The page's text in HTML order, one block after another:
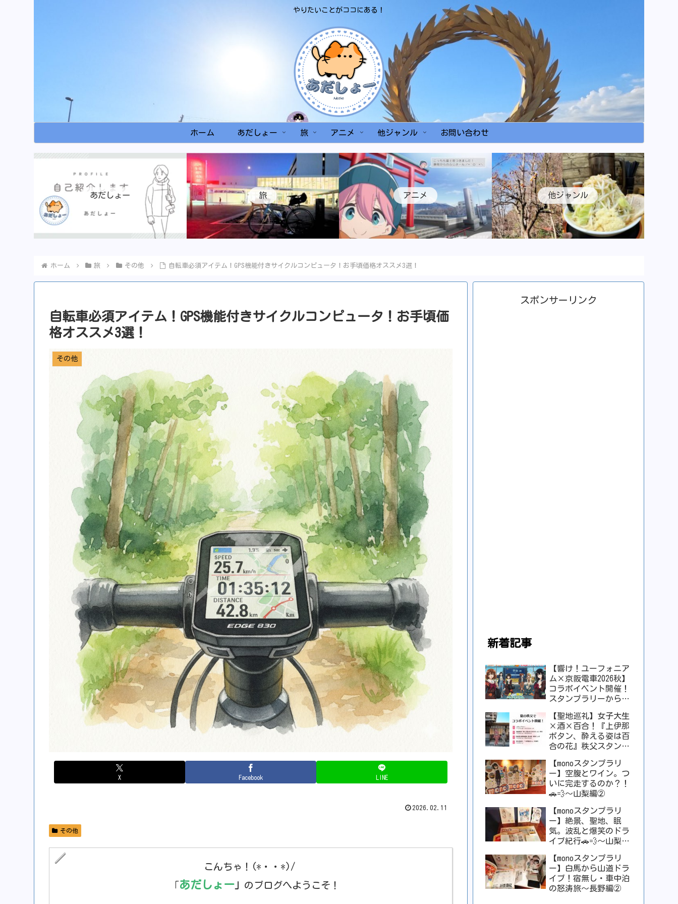
やりたいことがココにある！
ホーム あだしょー 旅 アニメ 他ジャンル お問い合わせ
あだしょー 旅 アニメ 他ジャンル
ホーム 旅 その他 自転車必須アイテム！GPS機能付きサイクルコンピュータ！お手頃価格オススメ3選！
自転車必須アイテム！GPS機能付きサイクルコンピュータ！お手頃価
格オススメ3選！
その他
X Facebook LINE
2026.02.11
その他
こんちゃ！(*・・*)/
「あだしょー」 のブログへようこそ！
スポンサーリンク
新着記事
【響け！ユーフォニア
ム×京阪電車2026秋】
コラボイベント開催！
スタンプラリーからコ
で盛りだくさん！
【聖地巡礼】女子大生
×酒×百合！『上伊那
ボタン、酔える姿は百
合の花』秩父スタンプ
る！！
【monoスタンプラリ
ー】空腹とワイン。つ
いに完走するのか？！
🚗💨〜山梨編②
【monoスタンプラリ
ー】絶景、聖地、眠
気。波乱と爆笑のドラ
イブ紀行🚗💨〜山梨編
【monoスタンプラリ
ー】白馬から山道ドラ
イブ！宿無し・車中泊
の怒涛旅〜長野編②